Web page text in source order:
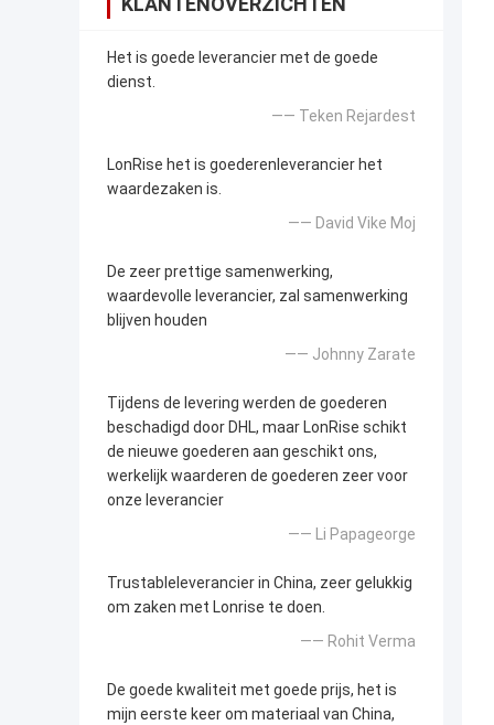
Het is goede leverancier met de goede
dienst.
—— Teken Rejardest
LonRise het is goederenleverancier het
waardezaken is.
—— David Vike Moj
De zeer prettige samenwerking,
waardevolle leverancier, zal samenwerking
blijven houden
—— Johnny Zarate
Tijdens de levering werden de goederen
beschadigd door DHL, maar LonRise schikt
de nieuwe goederen aan geschikt ons,
werkelijk waarderen de goederen zeer voor
onze leverancier
—— Li Papageorge
Trustableleverancier in China, zeer gelukkig
om zaken met Lonrise te doen.
—— Rohit Verma
De goede kwaliteit met goede prijs, het is
mijn eerste keer om materiaal van China,